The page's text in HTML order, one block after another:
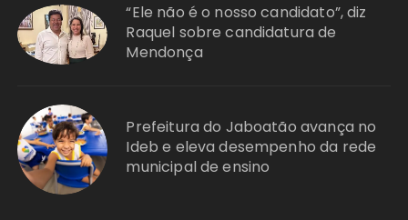
“Ele não é o nosso candidato”, diz
Raquel sobre candidatura de
Mendonça
Prefeitura do Jaboatão avança no
Ideb e eleva desempenho da rede
municipal de ensino